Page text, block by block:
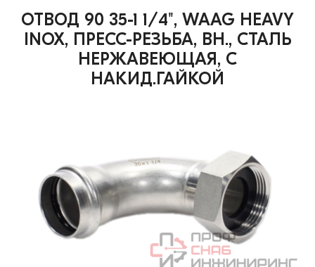
ОТВОД 90 35-1 1/4", WAAG HEAVY
INOX, ПРЕСС-РЕЗЬБА, ВН., СТАЛЬ
НЕРЖАВЕЮЩАЯ, С
НАКИД.ГАЙКОЙ